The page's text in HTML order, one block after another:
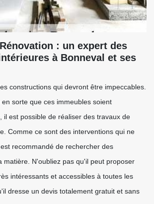
: un expert des
à Bonneval et ses
constructions qui devront être impeccables.
sorte que ces immeubles soient
il est possible de réaliser des travaux de
Comme ce sont des interventions qui ne
recommandé de rechercher des
matière. N'oubliez pas qu'il peut proposer
intéressants et accessibles à toutes les
dresse un devis totalement gratuit et sans